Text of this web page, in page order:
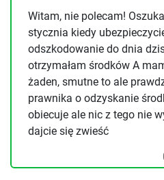
Witam, nie polecam!
stycznia kiedy
odszkodowanie do dnia
otrzymałam środków A
żaden, smutne to ale
prawnika o odzyskanie
obiecuje ale nic z tego nie
dajcie się zwieść